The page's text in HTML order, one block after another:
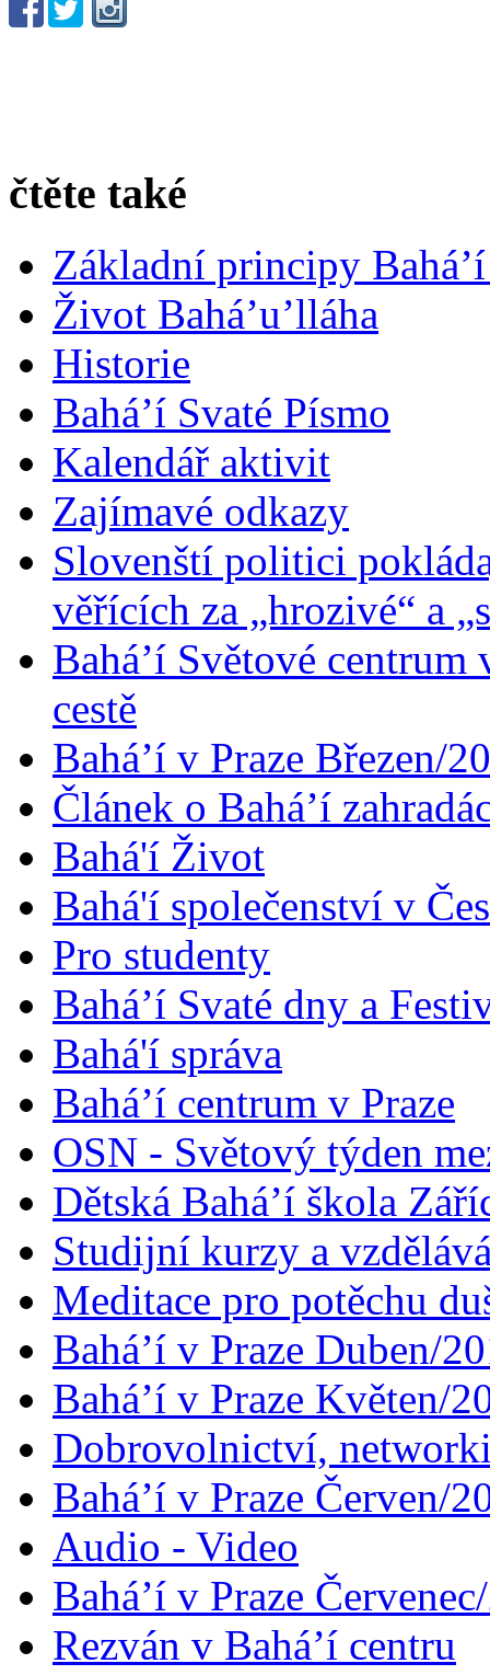
čtěte také
Základní principy
Život Bahá’u’lláha
Historie
Bahá’í Svaté Písmo
Kalendář aktivit
Zajímavé odkazy
Slovenští politici
věřících za „hrozivé“ a
Bahá’í Světové
cestě
Bahá’í v Praze Březen/
Článek o Bahá’í
Bahá'í Život
Bahá'í společenství v
Pro studenty
Bahá’í Svaté dny a
Bahá'í správa
Bahá’í centrum v Praze
OSN - Světový týden
Dětská Bahá’í škola
Studijní kurzy a
Meditace pro potěchu
Bahá’í v Praze Duben/
Bahá’í v Praze Květen/
Dobrovolnictví,
Bahá’í v Praze Červen/
Audio - Video
Bahá’í v Praze
Rezván v Bahá’í centru